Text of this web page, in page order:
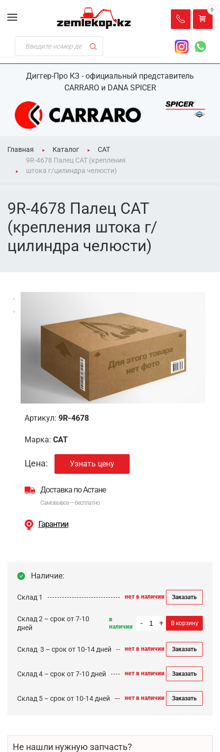
Диггер-Про КЗ - официальный представитель
CARRARO и DANA SPICER
0
Главная Каталог
CAT
9R-4678 Палец CAT (крепления
штока г/цилиндра челюсти)
9R-4678 Палец CAT
(крепления штока г/
цилиндра челюсти)
Артикул: 9R-4678
Марка: CAT
Цена: Узнать цену
Доставка по Астане
Самовывоз — бесплатно
Гарантии
Наличие:
Склад 1 нет в наличии Заказать
Склад 2 – срок от 7-10
дней
в
наличии
- + В корзину
Cклад 3 – срок от 10-14 дней нет в наличии Заказать
Склад 4 – срок от 7-10 дней нет в наличии Заказать
Склад 5 – срок от 10-14 дней нет в наличии Заказать
Не нашли нужную запчасть?